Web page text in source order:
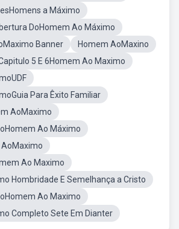
a Máximo
DoHomem Ao Máximo
Banner
Homem AoMaxino
5 E 6Homem Ao Maximo
Para Êxito Familiar
AoMaximo
Ao Máximo
Ao Maximo
Hombridade E Semelhança a Cristo
Ao Maximo
Completo Sete Em Dianter